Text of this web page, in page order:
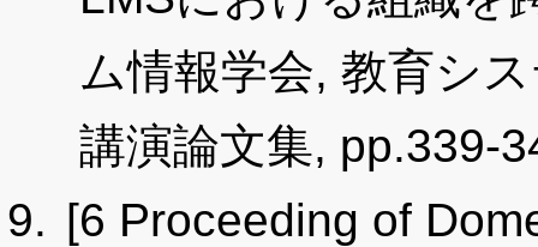
ム情報学会, 教育シ
講演論文集, pp.339-
[6 Proceeding of